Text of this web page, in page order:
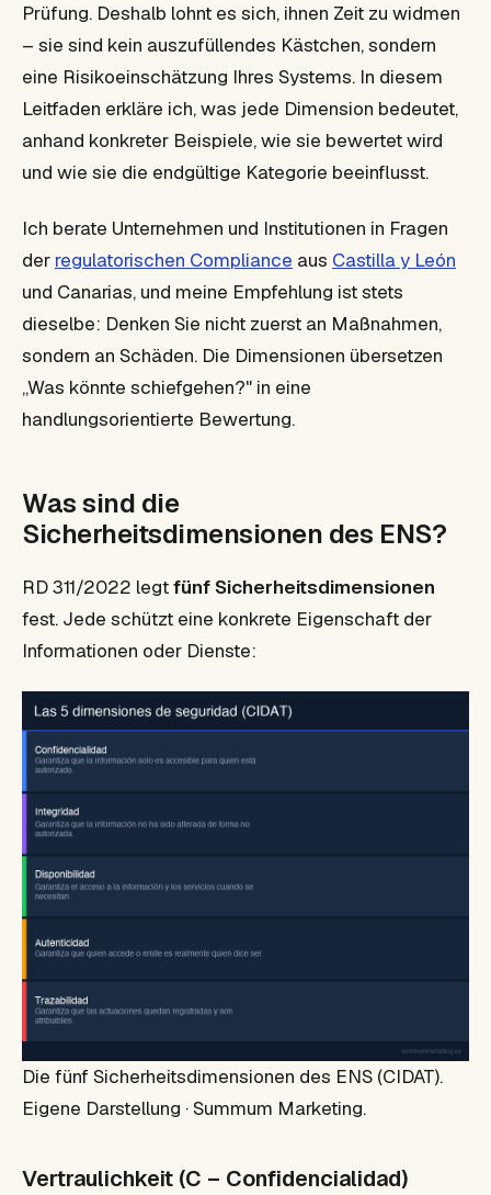
Prüfung. Deshalb lohnt es sich, ihnen Zeit zu widmen
– sie sind kein auszufüllendes Kästchen, sondern
eine Risikoeinschätzung Ihres Systems. In diesem
Leitfaden erkläre ich, was jede Dimension bedeutet,
anhand konkreter Beispiele, wie sie bewertet wird
und wie sie die endgültige Kategorie beeinflusst.
Ich berate Unternehmen und Institutionen in Fragen
der regulatorischen Compliance aus Castilla y León
und Canarias, und meine Empfehlung ist stets
dieselbe: Denken Sie nicht zuerst an Maßnahmen,
sondern an Schäden. Die Dimensionen übersetzen
„Was könnte schiefgehen?" in eine
handlungsorientierte Bewertung.
Was sind die
Sicherheitsdimensionen des ENS?
RD 311/2022 legtfünf Sicherheitsdimensionen
fest. Jede schützt eine konkrete Eigenschaft der
Informationen oder Dienste:
Die fünf Sicherheitsdimensionen des ENS (CIDAT).
Eigene Darstellung · Summum Marketing.
Vertraulichkeit (C – Confidencialidad)